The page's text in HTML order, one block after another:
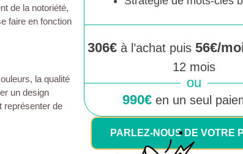
de la notoriété,
faire en fonction
la qualité
un design
représenter de
306€à l’achat puis56€/
12 mois
ou
990€en un seul
PARLEZ-NOUS DE VOTRE